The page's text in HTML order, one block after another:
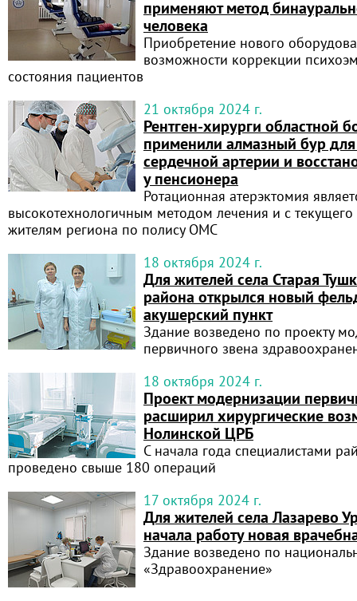
применяют метод
человека
Приобретение нового
возможности коррекции
состояния пациентов
21 октября 2024 г.
Рентген-хирурги областной
применили алмазный бур
сердечной артерии и
у пенсионера
Ротационная атерэктомия
высокотехнологичным методом лечения и с текущего
жителям региона по полису ОМС
18 октября 2024 г.
Для жителей села Старая
района открылся новый
акушерский пункт
Здание возведено по проекту
первичного звена
18 октября 2024 г.
Проект модернизации
расширил хирургические
Нолинской ЦРБ
С начала года специалистами
проведено свыше 180 операций
17 октября 2024 г.
Для жителей села Лазарево
начала работу новая
Здание возведено по
«Здравоохранение»